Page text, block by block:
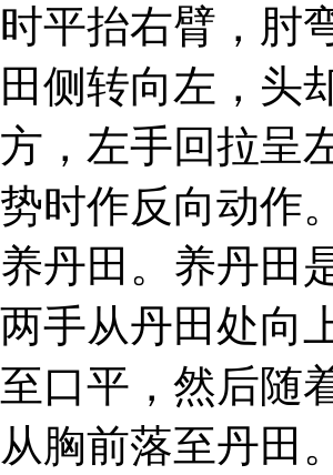
时平抬右臂，肘
田侧转向左，头
方，左手回拉呈
势时作反向动作。
养丹田。养丹田
两手从丹田处向
至口平，然后随
从胸前落至丹田